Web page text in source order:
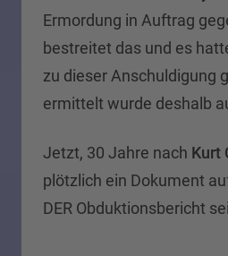
Ermordung in Auftrag
bestreitet das und es
zu dieser Anschuldigung
ermittelt wurde deshalb
Jetzt, 30 Jahre nach Kurt
plötzlich ein Dokument
DER Obduktionsbericht